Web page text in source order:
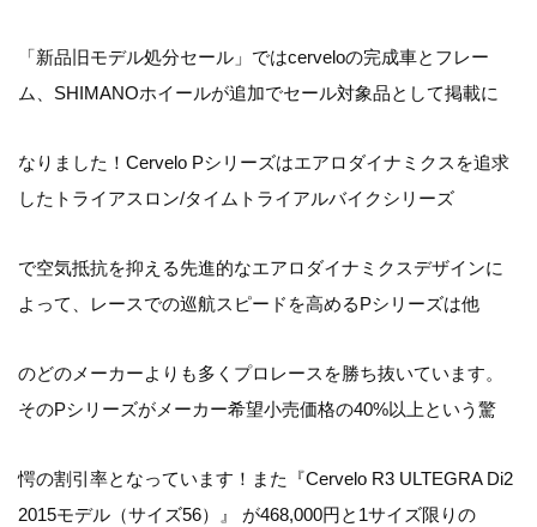
「新品旧モデル処分セール」ではcerveloの完成車とフレー
ム、SHIMANOホイールが追加でセール対象品として掲載に
なりました！Cervelo Pシリーズはエアロダイナミクスを追求
したトライアスロン/タイムトライアルバイクシリーズ
で空気抵抗を抑える先進的なエアロダイナミクスデザインに
よって、レースでの巡航スピードを高めるPシリーズは他
のどのメーカーよりも多くプロレースを勝ち抜いています。
そのPシリーズがメーカー希望小売価格の40%以上という驚
愕の割引率となっています！また『Cervelo R3 ULTEGRA Di2
2015モデル（サイズ56）』 が468,000円と1サイズ限りの